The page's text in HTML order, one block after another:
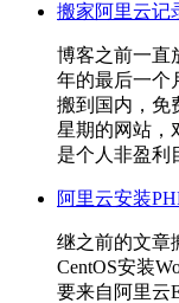
搬家阿里云记
博客之前一直
年的最后一个
搬到国内，免
星期的网站，
是个人非盈利
阿里云安装
继之前的文章
CentOS安装
要来自阿里云